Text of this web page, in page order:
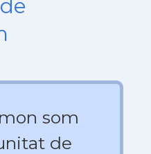
som
de